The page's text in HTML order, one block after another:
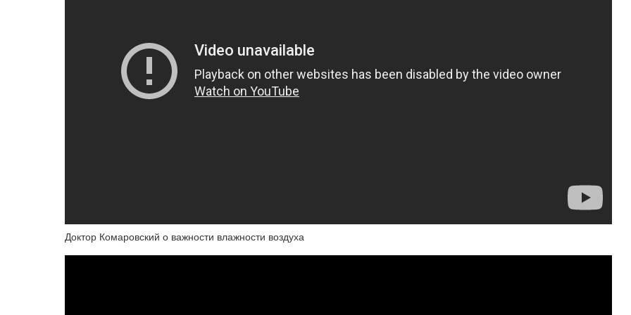
Доктор Комаровский о важности влажности воздуха